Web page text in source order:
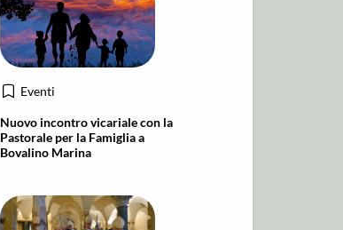
Eventi
Nuovo incontro vicariale con la
Pastorale per la Famiglia a
Bovalino Marina